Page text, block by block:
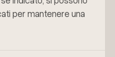
per mantenere una